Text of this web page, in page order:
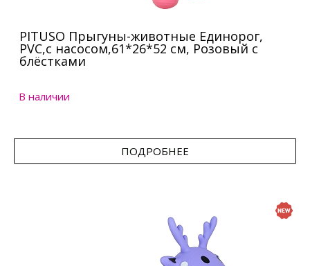
PITUSO Прыгуны-животные Единорог,
PVC,с насосом,61*26*52 см, Розовый с
блёстками
В наличии
ПОДРОБНЕЕ